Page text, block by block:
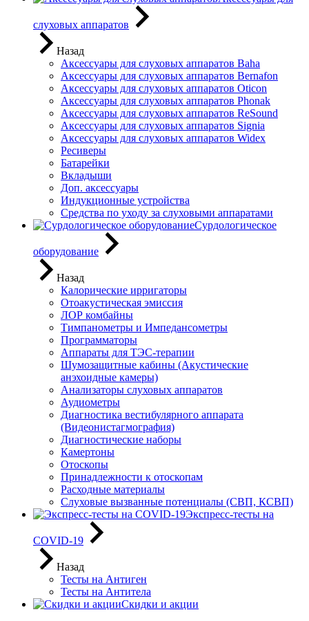
слуховых аппаратов
Назад
Аксессуары для слуховых аппаратов Baha
Аксессуары для слуховых аппаратов Bernafon
Аксессуары для слуховых аппаратов Oticon
Аксессуары для слуховых аппаратов Phonak
Аксессуары для слуховых аппаратов ReSound
Аксессуары для слуховых аппаратов Signia
Аксессуары для слуховых аппаратов Widex
Ресиверы
Батарейки
Вкладыши
Доп. аксессуары
Индукционные устройства
Средства по уходу за слуховыми аппаратами
Сурдологическое
оборудование
Назад
Калорические ирригаторы
Отоакустическая эмиссия
ЛОР комбайны
Тимпанометры и Импедансометры
Программаторы
Аппараты для ТЭС-терапии
Шумозащитные кабины (Акустические
анэхоидные камеры)
Анализаторы слуховых аппаратов
Аудиометры
Диагностика вестибулярного аппарата
(Видеонистагмография)
Диагностические наборы
Камертоны
Отоскопы
Принадлежности к отоскопам
Расходные материалы
Слуховые вызванные потенциалы (СВП, КСВП)
Экспресс-тесты на
COVID-19
Назад
Тесты на Антиген
Тесты на Антитела
Скидки и акции